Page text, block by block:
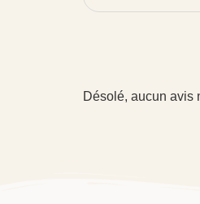
Désolé, aucun avis